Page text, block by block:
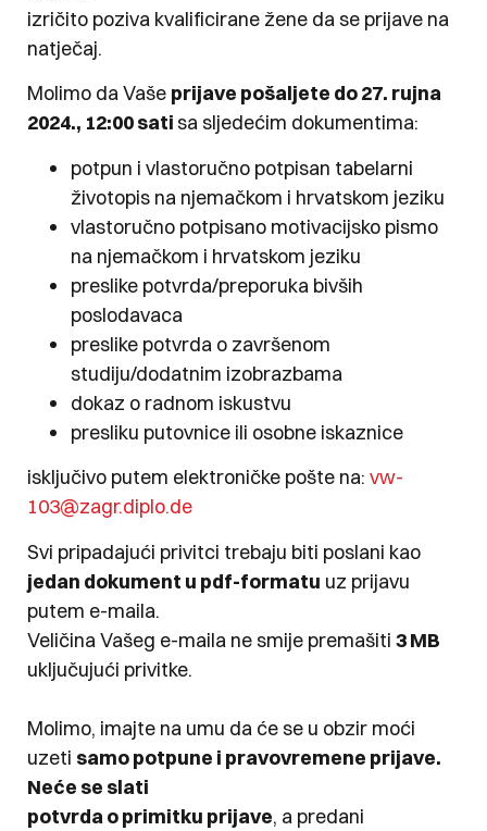
izričito poziva kvalificirane žene da se prijave na
natječaj.
Molimo da Vaše prijave pošaljete do 27. rujna
2024., 12:00 satisa sljedećim dokumentima:
potpun i vlastoručno potpisan tabelarni
životopis na njemačkom i hrvatskom jeziku
vlastoručno potpisano motivacijsko pismo
na njemačkom i hrvatskom jeziku
preslike potvrda/preporuka bivših
poslodavaca
preslike potvrda o završenom
studiju/dodatnim izobrazbama
dokaz o radnom iskustvu
presliku putovnice ili osobne iskaznice
isključivo putem elektroničke pošte na: vw-
103@zagr.diplo.de
Svi pripadajući privitci trebaju biti poslani kao
jedan dokument u pdf-formatu uz prijavu
putem e-maila.
Veličina Vašeg e-maila ne smije premašiti 3 MB
uključujući privitke.
Molimo, imajte na umu da će se u obzir moći
uzeti samo potpune i pravovremene prijave.
Neće se slati
potvrda o primitku prijave, a predani